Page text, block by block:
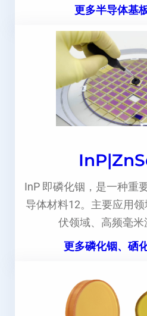
更多半导体基
InP 即磷化铟，是一种
导体材料12。主要应用
伏领域、高频毫米
更多磷化铟、硒